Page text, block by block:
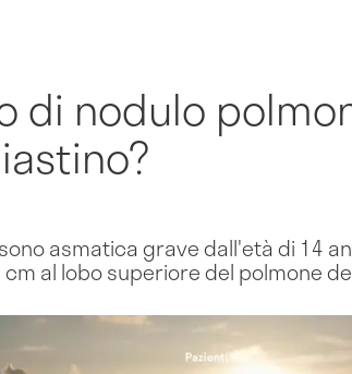
di nodulo
asmatica grave dall'età di 14
al lobo superiore del polmone